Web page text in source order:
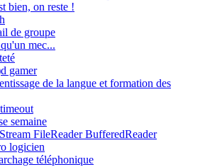
bien, on reste !
de groupe
mec...
gamer
de la langue et formation des
semaine
FileReader BufferedReader
logicien
téléphonique